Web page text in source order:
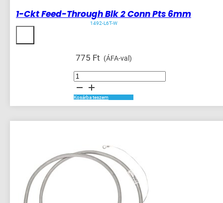
1-Ckt Feed-Through Blk 2 Conn Pts 6mm
1492-L6T-W
775 Ft (ÁFA-val)
1-
Ckt
Through
Blk
2
Conn
mennyiség
Kosárba teszem